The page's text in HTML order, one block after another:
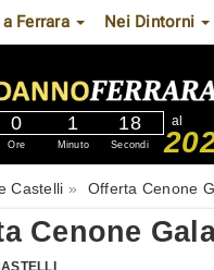
Ferrara Nei Dintorni
0
Ore
1
Minuto
17
Secondi
al
Castelli Offerta Cenone
Cenone